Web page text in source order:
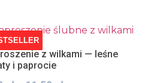
z wilkami — leśne
i paprocie